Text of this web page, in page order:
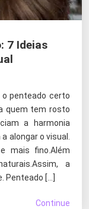
7 Ideias
o penteado certo
quem tem rosto
a harmonia
alongar o visual.
mais fino.Além
a
Penteado […]
Continue